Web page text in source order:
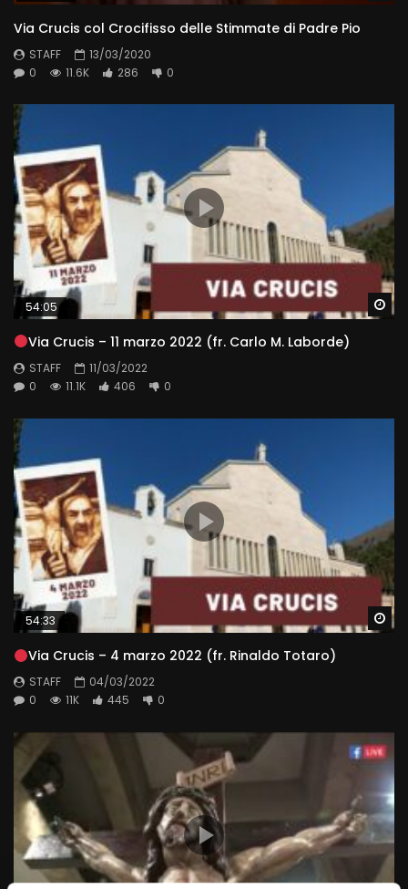
Via Crucis col Crocifisso delle Stimmate di Padre Pio
STAFF
13/03/2020
0
11.6K 286 0
54:05
Via Crucis – 11 marzo 2022 (fr. Carlo M. Laborde)
STAFF
11/03/2022
0
11.1K 406 0
54:33
Via Crucis – 4 marzo 2022 (fr. Rinaldo Totaro)
STAFF
04/03/2022
0
11K 445 0